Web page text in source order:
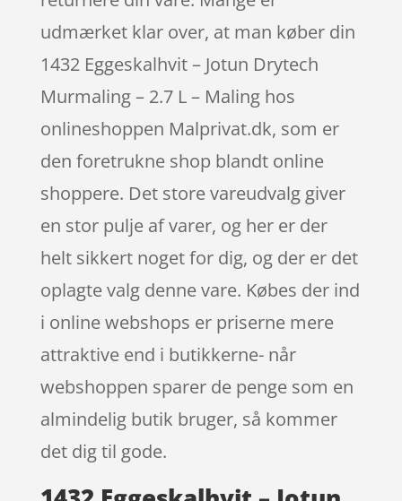
udmærket klar over, at man køber din
1432 Eggeskalhvit – Jotun Drytech
Murmaling – 2.7 L – Maling hos
onlineshoppen Malprivat.dk, som er
den foretrukne shop blandt online
shoppere. Det store vareudvalg giver
en stor pulje af varer, og her er der
helt sikkert noget for dig, og der er det
oplagte valg denne vare. Købes der ind
i online webshops er priserne mere
attraktive end i butikkerne- når
webshoppen sparer de penge som en
almindelig butik bruger, så kommer
det dig til gode.